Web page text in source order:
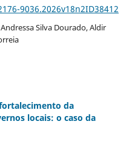
9036.2026v18n2ID38412
Silva Dourado, Aldir
da
locais: o caso da